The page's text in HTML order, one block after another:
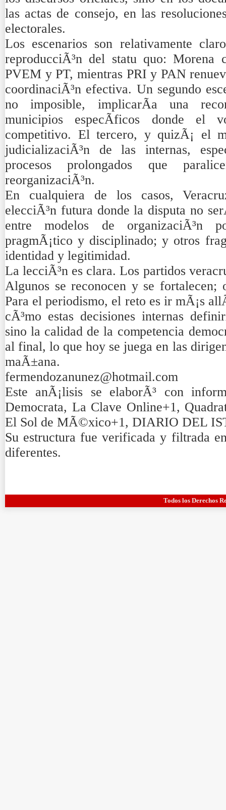
las actas de consejo, en las
electorales.
Los escenarios son relativamente
reproducciÃ³n del statu quo: Morena
PVEM y PT, mientras PRI y PAN
coordinaciÃ³n efectiva. Un segundo
no imposible, implicarÃ­a una
municipios especÃ­ficos donde el
competitivo. El tercero, y quizÃ¡ el
judicializaciÃ³n de las internas,
procesos prolongados que
reorganizaciÃ³n.
En cualquiera de los casos,
elecciÃ³n futura donde la disputa no
entre modelos de organizaciÃ³n
pragmÃ¡tico y disciplinado; y otros
identidad y legitimidad.
La lecciÃ³n es clara. Los partidos
Algunos se reconocen y se fortalecen;
Para el periodismo, el reto es ir mÃ¡s
cÃ³mo estas decisiones internas
sino la calidad de la competencia
al final, lo que hoy se juega en las
maÃ±ana.
fermendozanunez@hotmail.com
Este anÃ¡lisis se elaborÃ³ con
Democrata, La Clave Online+1,
El Sol de MÃ©xico+1, DIARIO DEL
Su estructura fue verificada y filtrada
diferentes.
Todos los Derechos